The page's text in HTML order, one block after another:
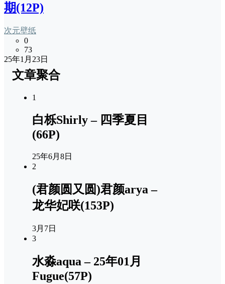
期(12P)
次元壁纸
0
73
25年1月23日
文章聚合
1
白栎Shirly – 四季夏目
(66P)
25年6月8日
2
(君颜圆又圆)君颜arya –
龙华妃咲(153P)
3月7日
3
水淼aqua – 25年01月
Fugue(57P)